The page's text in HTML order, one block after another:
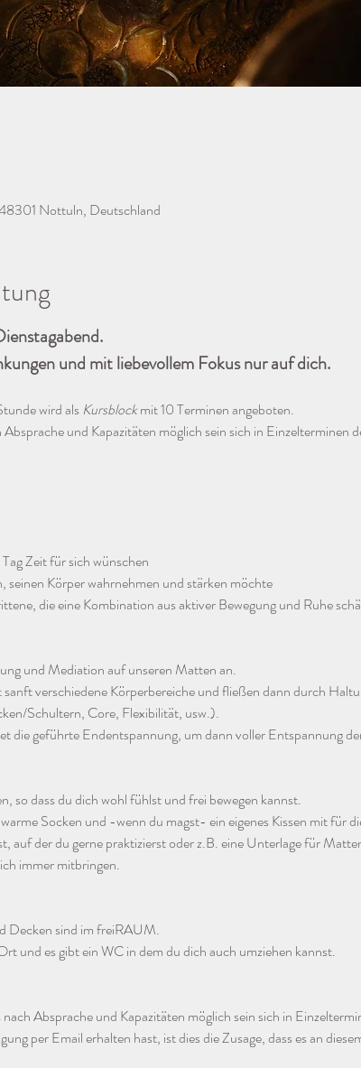
Nottuln, Deutschland
und mit liebevollem Fokus nur auf dich.
wird als Kursblock mit 10 Terminen angeboten.
Absprache und Kapazitäten möglich sein sich in Einzelterminen
Zeit für sich wünschen
seinen Körper wahrnehmen und stärken möchte
die eine Kombination aus aktiver Bewegung und Ruhe
und Mediation auf unseren Matten an.
verschiedene Körperbereiche und fließen dann durch
Schultern, Core, Flexibilität, usw.).
die geführte Endentspannung, um dann voller Entspannung
so dass du dich wohl fühlst und frei bewegen kannst.
Socken und -wenn du magst- ein eigenes Kissen mit für
auf der du gerne praktizierst oder z.B. eine Unterlage für
immer mitbringen.
Decken sind im freiRAUM.
und es gibt ein WC in dem du dich auch umziehen kannst.
nach Absprache und Kapazitäten möglich sein sich in
per Email erhalten hast, ist dies die Zusage, dass es an